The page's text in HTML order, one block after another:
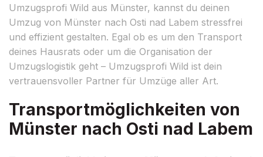
Umzugsprofi Wild aus Münster, kannst du deinen
Umzug von Münster nach Osti nad Labem stressfrei
und effizient gestalten. Egal ob es um den Transport
deines Hausrats oder um die Organisation der
Umzugslogistik geht – Umzugsprofi Wild ist dein
vertrauensvoller Partner für Umzüge aller Art.
Transportmöglichkeiten von
Münster nach Osti nad Labem